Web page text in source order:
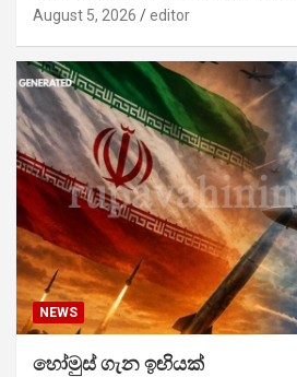
August 5, 2026 editor
NEWS
හෝමුස් ගැන ඉඟියක්